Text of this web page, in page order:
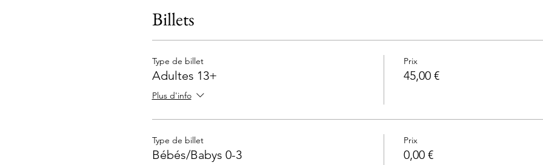
Billets
Type de billet
Adultes 13+
Plus d'info
Prix
45,00 €
Type de billet
Bébés/Babys 0-3
Prix
0,00 €